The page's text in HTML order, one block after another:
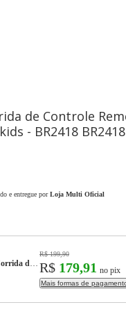
de Controle
- BR2418 BR2418
e entregue por Loja Multi Oficial
Carro de Corrida de Controle Remoto DriftX Branco Multikids - BR2418 BR2418
R$ 199,90
R$ 179,91 no pix
Mais formas de